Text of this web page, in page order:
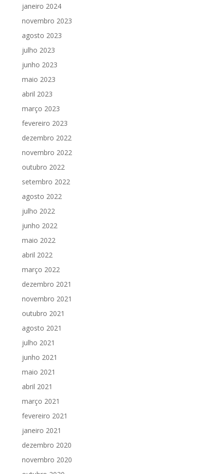
janeiro 2024
novembro 2023
agosto 2023
julho 2023
junho 2023
maio 2023
abril 2023
março 2023
fevereiro 2023
dezembro 2022
novembro 2022
outubro 2022
setembro 2022
agosto 2022
julho 2022
junho 2022
maio 2022
abril 2022
março 2022
dezembro 2021
novembro 2021
outubro 2021
agosto 2021
julho 2021
junho 2021
maio 2021
abril 2021
março 2021
fevereiro 2021
janeiro 2021
dezembro 2020
novembro 2020